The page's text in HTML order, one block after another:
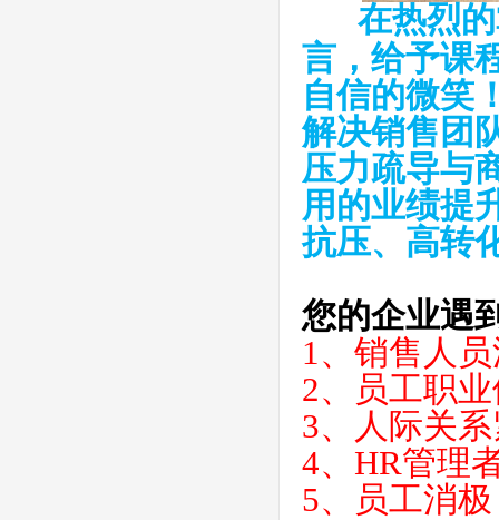
在热烈
言，给予课
自信的微笑
解决销售团
压力疏导与
用的业绩提
抗压、高转
您的企业遇
1、销售人
2、员工职
3、人际关
4、HR管理
5、员工消